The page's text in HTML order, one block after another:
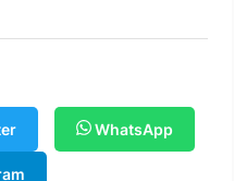
WhatsApp